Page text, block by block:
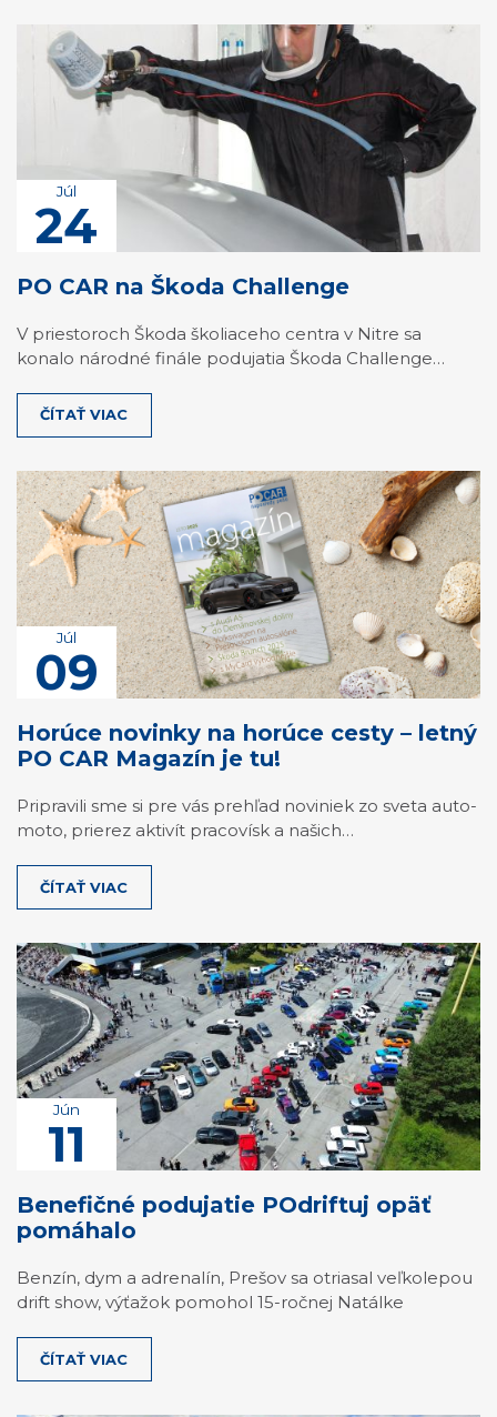
Júl
24
PO CAR na Škoda Challenge
V priestoroch Škoda školiaceho centra v Nitre sa
konalo národné finále podujatia Škoda Challenge…
ČÍTAŤ VIAC
Júl
09
Horúce novinky na horúce cesty – letný
PO CAR Magazín je tu!
Pripravili sme si pre vás prehľad noviniek zo sveta auto-
moto, prierez aktivít pracovísk a našich…
ČÍTAŤ VIAC
Jún
11
Benefičné podujatie POdriftuj opäť
pomáhalo
Benzín, dym a adrenalín, Prešov sa otriasal veľkolepou
drift show, výťažok pomohol 15-ročnej Natálke
ČÍTAŤ VIAC